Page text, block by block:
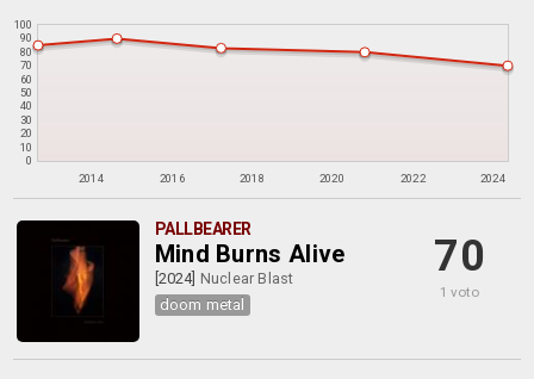
2014 2016 2018 2020 2022 2024
0
10
20
30
40
50
60
70
80
90
100
PALLBEARER
Mind Burns Alive
[2024] Nuclear Blast
doom metal
70
1 voto